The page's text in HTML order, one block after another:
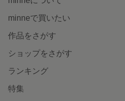
minneで買いたい
作品をさがす
ショップをさがす
ランキング
特集